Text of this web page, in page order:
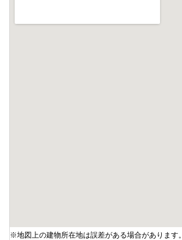
※地図上の建物所在地は誤差がある場合があります。